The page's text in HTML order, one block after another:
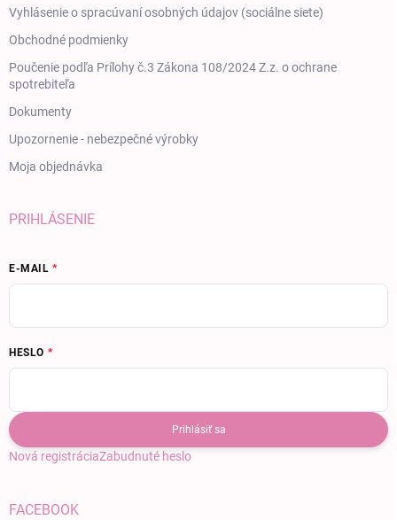
Vyhlásenie o spracúvaní osobných údajov (sociálne siete)
Obchodné podmienky
Poučenie podľa Prílohy č.3 Zákona 108/2024 Z.z. o ochrane
spotrebiteľa
Dokumenty
Upozornenie - nebezpečné výrobky
Moja objednávka
PRIHLÁSENIE
E-MAIL
HESLO
Prihlásiť sa
Nová registráciaZabudnuté heslo
FACEBOOK